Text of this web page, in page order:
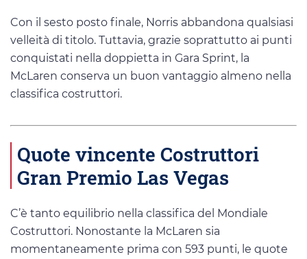
Con il sesto posto finale, Norris abbandona qualsiasi
velleità di titolo. Tuttavia, grazie soprattutto ai punti
conquistati nella doppietta in Gara Sprint, la
McLaren conserva un buon vantaggio almeno nella
classifica costruttori.
Quote vincente Costruttori
Gran Premio Las Vegas
C’è tanto equilibrio nella classifica del Mondiale
Costruttori. Nonostante la McLaren sia
momentaneamente prima con 593 punti, le quote